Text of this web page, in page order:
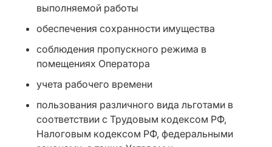
выполняемой работы
обеспечения сохранности имущества
соблюдения пропускного режима в
помещениях Оператора
учета рабочего времени
пользования различного вида льготами в
соответствии с Трудовым кодексом РФ,
Налоговым кодексом РФ, федеральными